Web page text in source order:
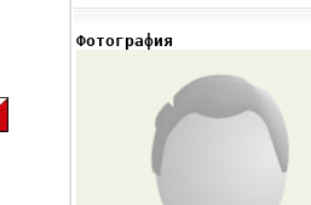
Фотография